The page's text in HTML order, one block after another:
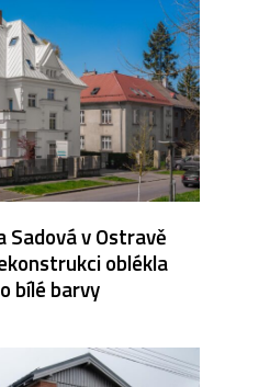
Sadová v Ostravě
oblékla
bílé barvy